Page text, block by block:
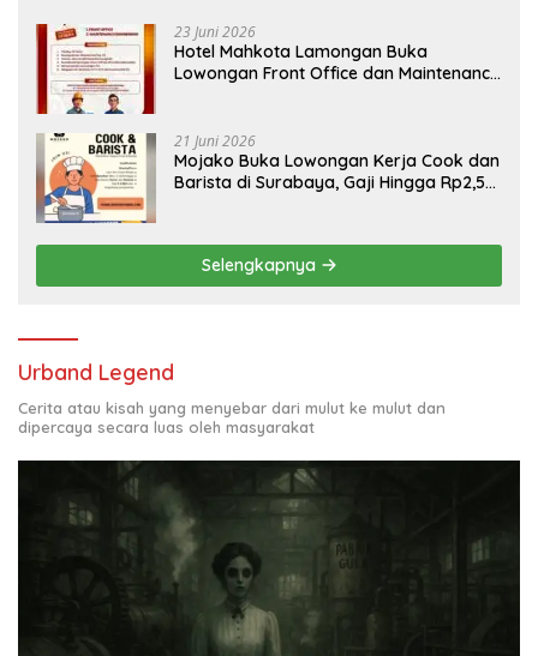
23 Juni 2026
Hotel Mahkota Lamongan Buka
Lowongan Front Office dan Maintenance
21 Juni 2026
Mojako Buka Lowongan Kerja Cook dan
Barista di Surabaya, Gaji Hingga Rp2,5
Selengkapnya
Urband Legend
Cerita atau kisah yang menyebar dari mulut ke mulut dan
dipercaya secara luas oleh masyarakat